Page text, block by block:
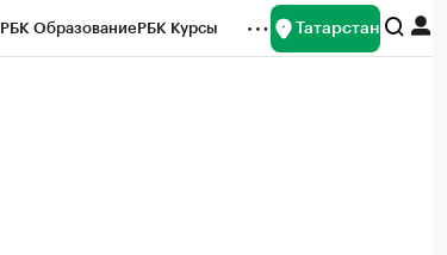
РБК ОбразованиеРБК Курсы Татарстан